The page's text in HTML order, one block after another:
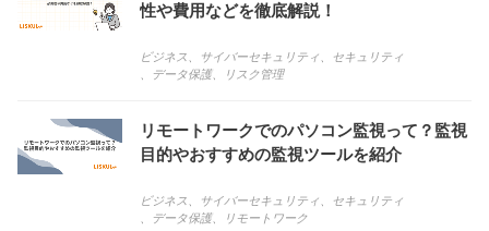
性や費用などを徹底解説！
ビジネス サイバーセキュリティ
セキュリティ
データ保護、 リスク管理
リモートワークでのパソコン監視って？監視
目的やおすすめの監視ツールを紹介
ビジネス サイバーセキュリティ
セキュリティ
データ保護、 リモートワーク